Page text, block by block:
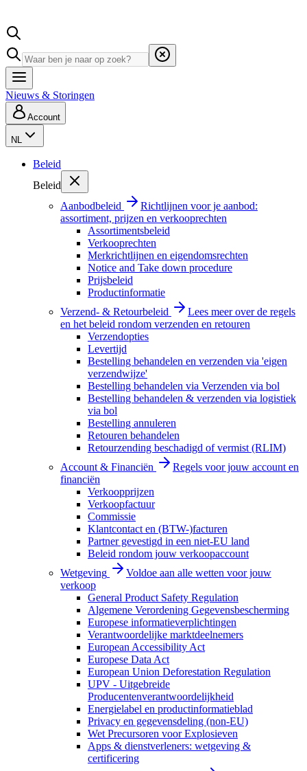
Nieuws & Storingen
Account
NL
Beleid
Beleid
Aanbodbeleid
Richtlijnen voor je aanbod:
assortiment, prijzen en verkooprechten
Assortimentsbeleid
Verkooprechten
Merkrichtlijnen en eigendomsrechten
Notice and Take down procedure
Prijsbeleid
Productinformatie
Verzend- & Retourbeleid
Lees meer over de regels
en het beleid rondom verzenden en retouren
Verzendopties
Levertijd
Bestelling behandelen en verzenden via 'eigen
verzendwijze'
Bestelling behandelen via Verzenden via bol
Bestelling behandelen & verzenden via logistiek
via bol
Bestelling annuleren
Retouren behandelen
Retourzending beschadigd of vermist (RLIM)
Account & Financiën
Regels voor jouw account en
financiën
Verkoopprijzen
Verkoopfactuur
Commissie
Klantcontact en (BTW-)facturen
Partner gevestigd in een niet-EU land
Beleid rondom jouw verkoopaccount
Wetgeving
Voldoe aan alle wetten voor jouw
verkoop
General Product Safety Regulation
Algemene Verordening Gegevensbescherming
Europese informatieverplichtingen
Verantwoordelijke marktdeelnemers
European Accessibility Act
Europese Data Act
European Union Deforestation Regulation
UPV - Uitgebreide
Producentenverantwoordelijkheid
Energielabel en productinformatieblad
Privacy en gegevensdeling (non-EU)
Wet Precursoren voor Explosieven
Apps & dienstverleners: wetgeving &
certificering